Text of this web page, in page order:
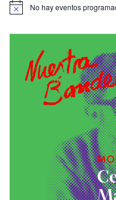
No hay eventos